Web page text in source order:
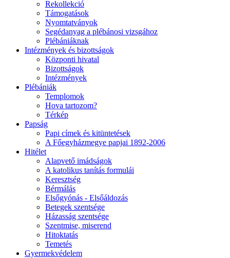
Rekollekció
Támogatások
Nyomtatványok
Segédanyag a plébánosi vizsgához
Plébániáknak
Intézmények és bizottságok
Központi hivatal
Bizottságok
Intézmények
Plébániák
Templomok
Hova tartozom?
Térkép
Papság
Papi címek és kitüntetések
A Főegyházmegye papjai 1892-2006
Hitélet
Alapvető imádságok
A katolikus tanítás formulái
Keresztség
Bérmálás
Elsőgyónás - Elsőáldozás
Betegek szentsége
Házasság szentsége
Szentmise, miserend
Hitoktatás
Temetés
Gyermekvédelem